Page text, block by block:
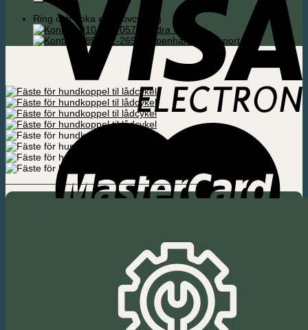
Ring och boka en Provcykling
010-330-0575 Södra Sverige
085-592-2695 Köpenhamn / Support